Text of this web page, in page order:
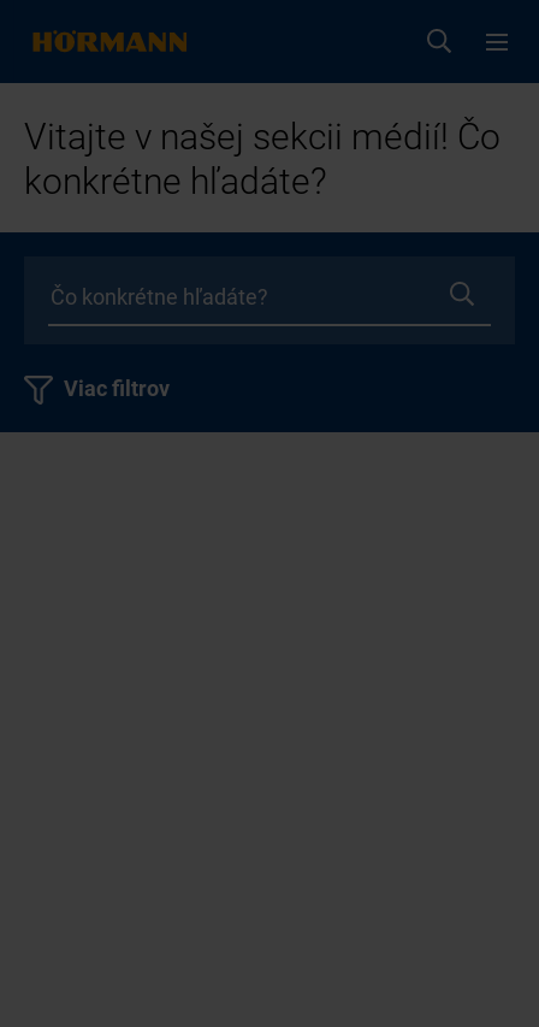
Vitajte v našej sekcii médií! Čo
konkrétne hľadáte?
Viac filtrov